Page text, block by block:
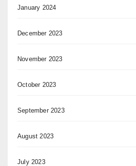
January 2024
December 2023
November 2023
October 2023
September 2023
August 2023
July 2023